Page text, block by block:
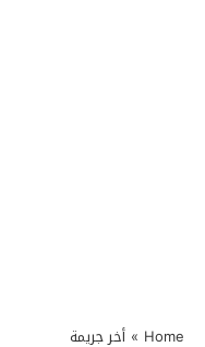
Home
» أخر جريمة